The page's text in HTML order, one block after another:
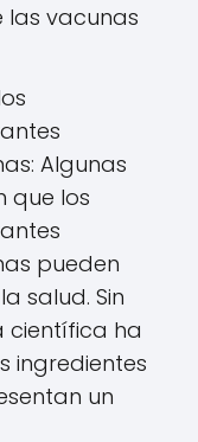
las vacunas
Algunas
que los
pueden
salud. Sin
científica ha
ingredientes
un